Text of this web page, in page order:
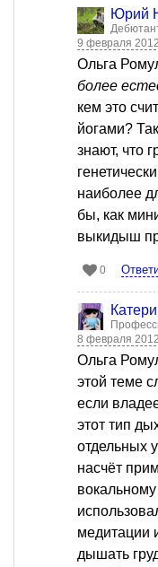
Юрий
9 февраля
Ольга
более
кем это
йогами?
знают, что
наиболее
бы, как
выкидыш
0
8 февраля
Ольга
этой теме
если
этот тип
отдельных
насчёт
медитации
дышать